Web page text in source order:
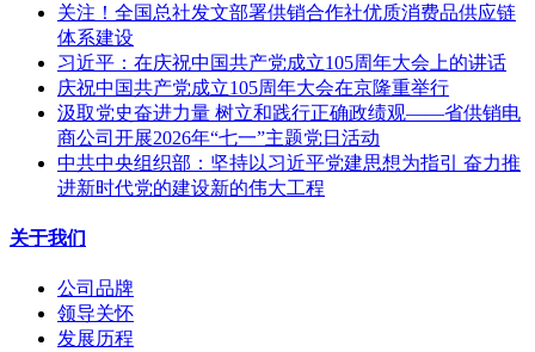
关注！全国总社发文部署供销合作社优质消费品供应链
体系建设
习近平：在庆祝中国共产党成立105周年大会上的讲话
庆祝中国共产党成立105周年大会在京隆重举行
汲取党史奋进力量 树立和践行正确政绩观——省供销电
商公司开展2026年“七一”主题党日活动
中共中央组织部：坚持以习近平党建思想为指引 奋力推
进新时代党的建设新的伟大工程
关于我们
公司品牌
领导关怀
发展历程